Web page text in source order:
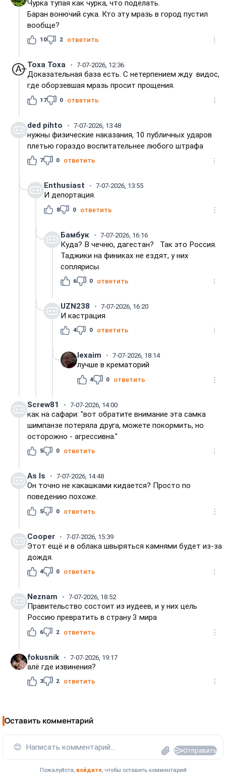
Чурка тупая как чурка, что поделать.
Баран вонючий сука. Кто эту мразь в город пустил
вообще?
10 2 ответить
Тоха Toxa 7-07-2026, 12:36
Доказательная база есть. С нетерпением жду видос,
где оборзевшая мразь просит прощения.
17 0 ответить
ded pihto 7-07-2026, 13:48
нужны физические наказания, 10 публичных ударов
плетью гораздо воспитательнее любого штрафа
7 0 ответить
Enthusiast 7-07-2026, 13:55
И депортация.
8 0 ответить
Бамбук 7-07-2026, 16:16
Куда? В чечню, дагестан? Так это Россия.
Таджики на финиках не ездят, у них
соплярисы.
6 0 ответить
UZN238 7-07-2026, 16:20
И кастрация
4 0 ответить
lexaim 7-07-2026, 18:14
лучше в крематорий
4 0 ответить
Screw81 7-07-2026, 14:00
как на сафари: "вот обратите внимание эта самка
шимпанзе потеряла друга, можете покормить, но
осторожно - агрессивна."
5 0 ответить
As Is 7-07-2026, 14:48
Он точно не какашками кидается? Просто по
поведению похоже.
5 0 ответить
Cooper 7-07-2026, 15:39
Этот ещё и в облака швыряться камнями будет из-за
дождя.
4 0 ответить
Neznam 7-07-2026, 18:52
Правительство состоит из иудеев, и у них цель
Россию превратить в страну 3 мира
6 2 ответить
fokusnik 7-07-2026, 19:17
алё где извинения?
3 2 ответить
Оставить комментарий
😊 Написать комментарий... Отправить
Пожалуйста, войдите, чтобы оставить комментарий